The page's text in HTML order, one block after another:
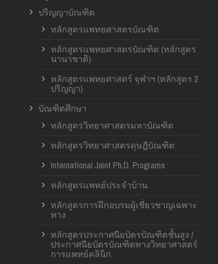
ปริญญาบัณฑิต
หลักสูตรแพทยศาสตรบัณฑิต
หลักสูตรแพทยศาสตรบัณฑิต (หลักสูตร
นานาชาติ)
หลักสูตรแพทยศาสตร์ จุฬาฯ (หลักสูตร 2
ปริญญา)
บัณฑิตศึกษา
หลักสูตรวิทยาศาสตรมหาบัณฑิต
หลักสูตรวิทยาศาสตรดุษฎีบัณฑิต
International Joint Ph.D. Programs
หลักสูตรแพทย์ประจำบ้าน
หลักสูตรการฝึกอบรมผู้เชี่ยวชาญเฉพาะ
ทาง
หลักสูตรประกาศนียบัตรบัณฑิตชั้นสูง /
ประกาศนียบัตรบัณฑิตทางวิทยาศาสตร์
การแพทย์คลินิก